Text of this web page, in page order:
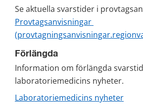
Se aktuella svarstider i
Provtagsanvisningar
Förlängda
Information om förlängda
laboratoriemedicins nyheter.
Laboratoriemedicins nyheter